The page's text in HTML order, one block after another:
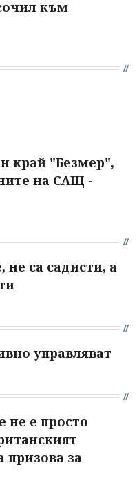
към
край "Безмер",
на САЩ -
са садисти, а
управляват
не е просто
призова за